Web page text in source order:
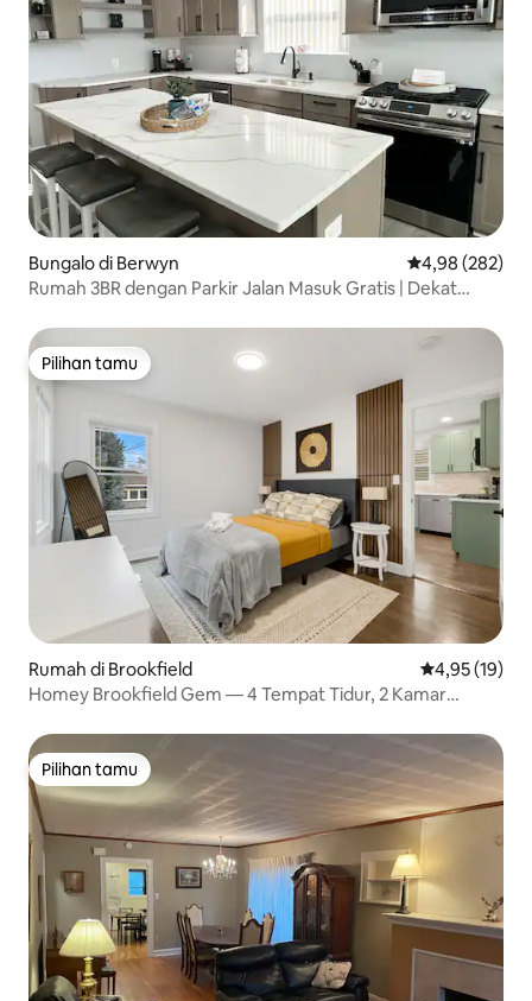
Bungalo di Berwyn Nilai rata-rata
4,98 (282)
Rumah 3BR dengan Parkir Jalan Masuk Gratis | Dekat
Pilihan tamu
Pilihan tamu
Rumah di Brookfield Nilai rata-rata
4,95 (19)
Homey Brookfield Gem — 4 Tempat Tidur, 2 Kamar
Pilihan tamu
Pilihan tamu